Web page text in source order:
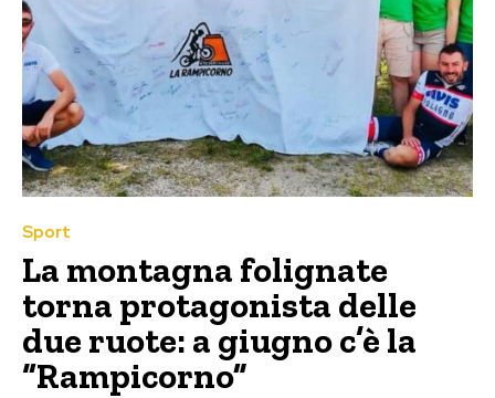
Sport
La montagna folignate
torna protagonista delle
due ruote: a giugno c’è la
“Rampicorno”